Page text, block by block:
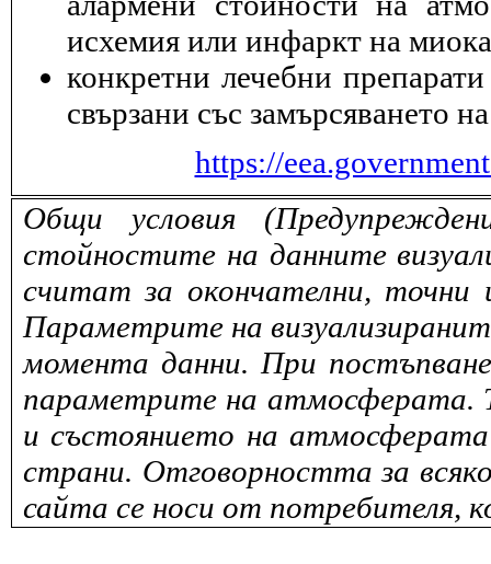
исхемия или инфаркт на
конкретни лечебни
свързани със замърсяването
https://
Общи условия
стойностите на данните
считат за окончателни,
Параметрите на
момента данни. При
параметрите на атмосферата.
и състоянието на
страни. Отговорността за
сайта се носи от потребителя,